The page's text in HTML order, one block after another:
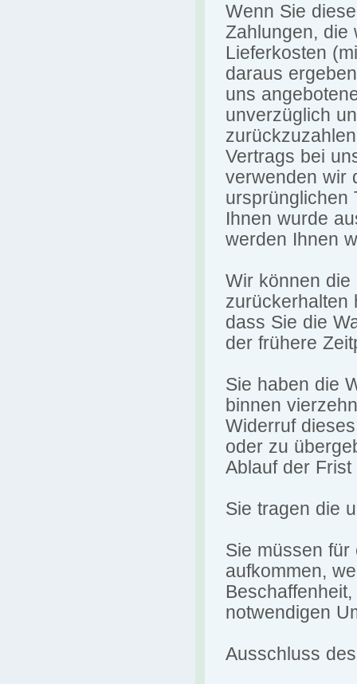
Wenn Sie
Zahlungen, die
Lieferkosten
daraus
uns
unverzüglich
Vertrags bei
verwenden wir
ursprünglichen
Ihnen wurde
werden Ihnen
Wir können
zurückerhalten
dass Sie die
der frühere
Sie haben die
binnen
Widerruf
oder zu
Ablauf der
Sie tragen die
Sie müssen
aufkommen,
notwendigen
Ausschluss